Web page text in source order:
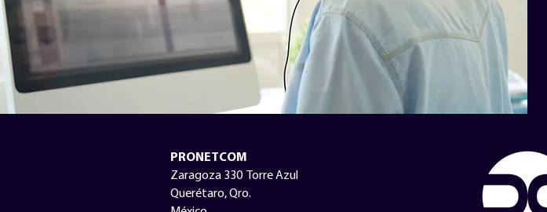
PRONETCOM
Zaragoza 330 Torre Azul
Querétaro, Qro.